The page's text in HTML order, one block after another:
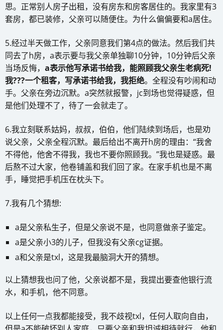
思。正常别人房子出租，没有房东和房客居住的。我家里有3
套房，都已装修，父亲可以随便住。为什么偏偏要和a居住。
5.经过半天做工作，父亲同意我们第4点的做法。然后我们共
同去了h房，a表示要与我父亲单独聊10分钟，10分钟后父亲
当场反悔， a表示他写承诺书给我，能照顾我父亲生老病死!
我???一个租客，写承诺书给我，我拒绝。全程没有吵闹和动
手。父亲在旁边沉默。a突然就报警，jc到场也觉得疑惑，但
是他们处理不了，待了一会就走了。
6.我立刻联系姑妈，叔叔，伯伯，他们陆续到场后，也是劝
说父亲，父亲全程沉默。最后给出不离开h房的理由：“我舍
不得他，他舍不得我，我也不要你照顾我。”我也是疑惑。最
后熬不过大家，他卷铺盖和我们回了家。在家手机也是不离
手，睡觉把手机压在枕头下。
7.我有几个猜想:
a是父亲私生子，但是父亲说不是，也同意做亲子鉴定。
a是父亲小3的儿子，但我没有父亲cg证据。
a和父亲是txl，这是我最脑洞大开的猜想。
以上猜想我也问了他，父亲说都不是，我提出要查他银行流
水，和手机，他不同意。
以上任何一点我都能接受，我不歧视txl，任何人取向自由，